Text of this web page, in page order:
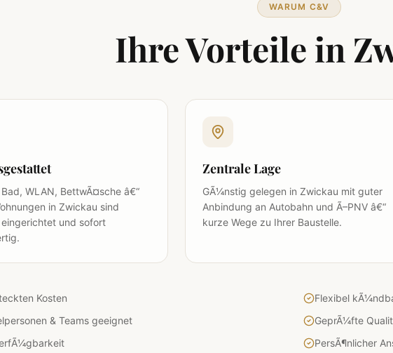
WARUM C&V
Ihre Vorteile in
WLAN, BettwÃ¤sche â€“
in Zwickau sind
und sofort
Zentrale Lage
GÃ¼nstig gelegen in Zwickau mit guter
Anbindung an Autobahn und Ã–PNV â€“
kurze Wege zu Ihrer Baustelle.
Kosten
Flexibel
& Teams geeignet
GeprÃ¼fte
PersÃ¶nlicher